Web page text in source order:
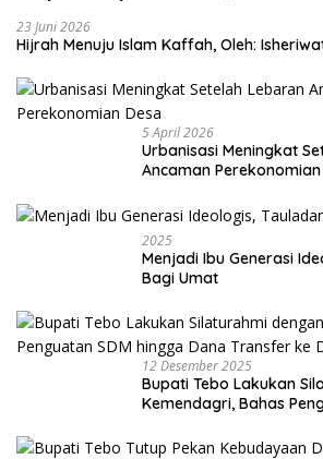
23 Juni 2026
Hijrah Menuju Islam Kaffah, Oleh:
5 April 2026
Urbanisasi Meningkat
Ancaman
2025
Menjadi Ibu Generasi
Bagi Umat
12 Desember 2025
Bupati Tebo Lakukan
Kemendagri, Bahas